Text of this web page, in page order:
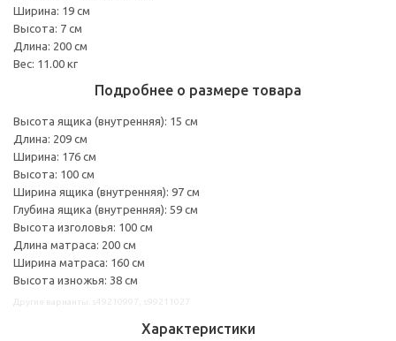
Ширина: 19 см
Высота: 7 см
Длина: 200 см
Вес: 11.00 кг
Подробнее о размере товара
Высота ящика (внутренняя): 15 см
Длина: 209 см
Ширина: 176 см
Высота: 100 см
Ширина ящика (внутренняя): 97 см
Глубина ящика (внутренняя): 59 см
Высота изголовья: 100 см
Длина матраса: 200 см
Ширина матраса: 160 см
Высота изножья: 38 см
Характеристики